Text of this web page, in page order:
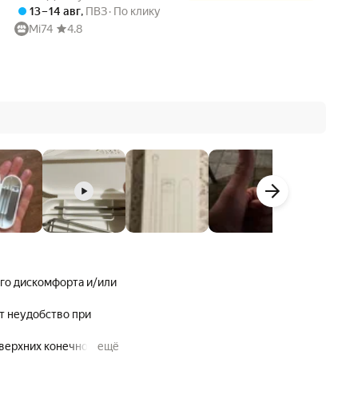
13 – 14 авг, ПВЗ По клику
Mi74
4.8
дискомфорта и/или
неудобство при
конечностях
- не подойдет.
и т.д.
ещё